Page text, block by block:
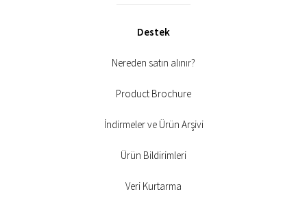
Destek
Nereden satın alınır?
Product Brochure
İndirmeler ve Ürün Arşivi
Ürün Bildirimleri
Veri Kurtarma